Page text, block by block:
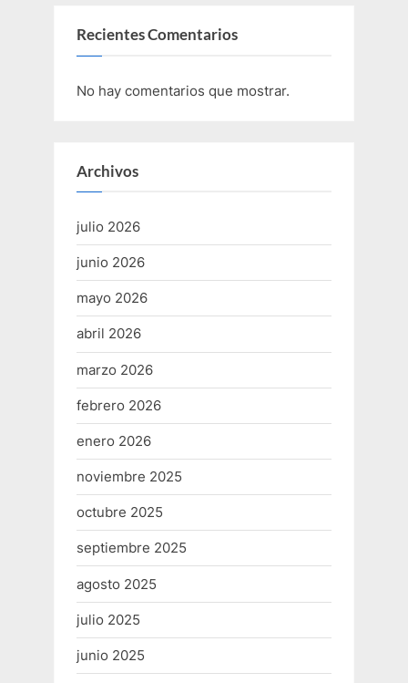
Recientes Comentarios
No hay comentarios que mostrar.
Archivos
julio 2026
junio 2026
mayo 2026
abril 2026
marzo 2026
febrero 2026
enero 2026
noviembre 2025
octubre 2025
septiembre 2025
agosto 2025
julio 2025
junio 2025